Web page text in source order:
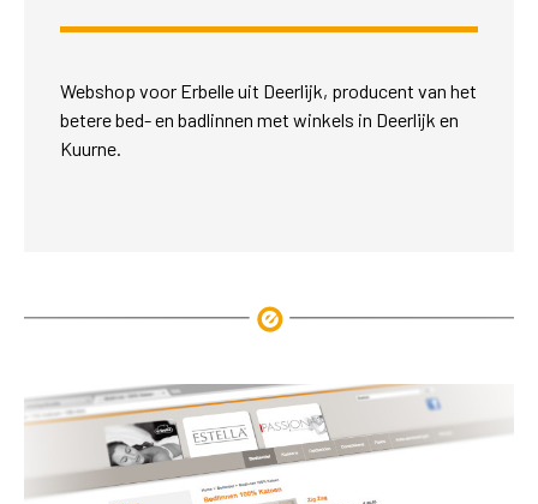
Webshop voor Erbelle uit Deerlijk, producent van het
betere bed- en badlinnen met winkels in Deerlijk en
Kuurne.